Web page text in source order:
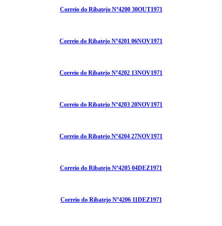
Correio do Ribatejo Nº4200 30OUT1971
Correio do Ribatejo Nº4201 06NOV1971
Correio do Ribatejo Nº4202 13NOV1971
Correio do Ribatejo Nº4203 20NOV1971
Correio do Ribatejo Nº4204 27NOV1971
Correio do Ribatejo Nº4205 04DEZ1971
Correio do Ribatejo Nº4206 11DEZ1971